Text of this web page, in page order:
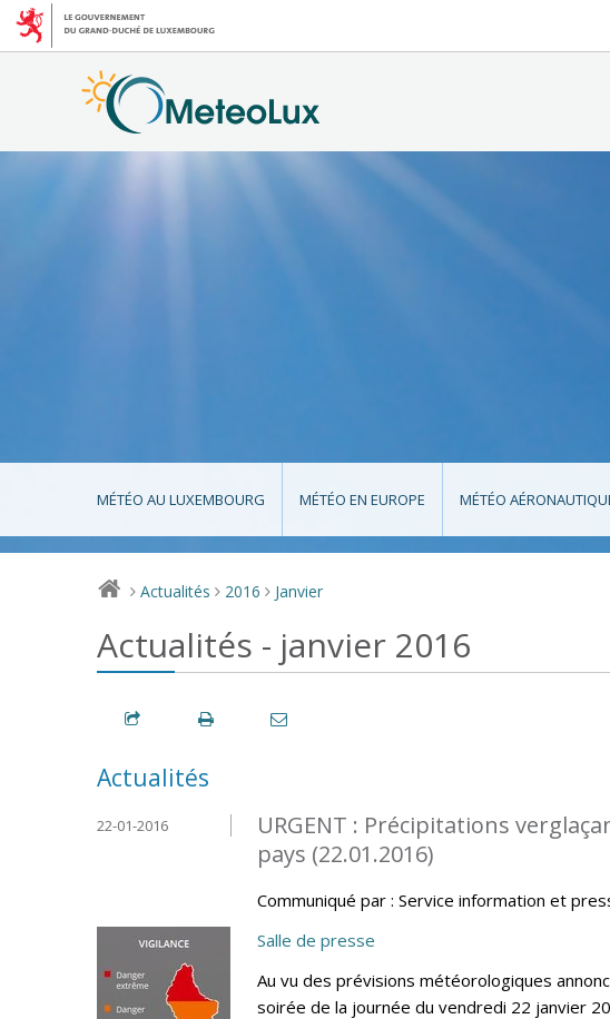
MÉTÉO AU LUXEMBOURG MÉTÉO EN EUROPE MÉTÉO
> Actualités > 2016 > Janvier
Actualités - janvier 2016
Actualités
URGENT : Précipitations
pays (22.01.2016)
Communiqué par : Service information et
22-01-2016
Salle de presse
Au vu des prévisions météorologiques
soirée de la journée du vendredi 22 janvier